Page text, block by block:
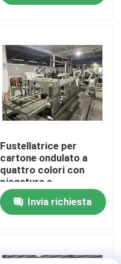
Fustellatrice per
cartone ondulato a
quattro colori con
piegatura e
fustellatura in linea
Invia richiesta